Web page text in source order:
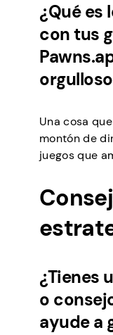
¿Qué es
con tus
Una cosa
montón de
juegos que
¿Tienes
o
ayude a